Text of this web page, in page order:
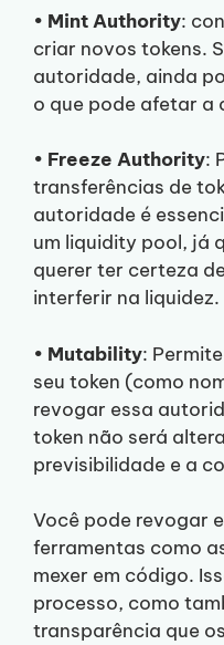
• Mint Authority:
criar novos tokens.
autoridade, ainda
o que pode afetar a
• Freeze Authority:
transferências de
autoridade é
um liquidity pool, já
querer ter certeza
interferir na liquidez.
• Mutability:
seu token (como
revogar essa
token não será
previsibilidade e a
Você pode revogar
ferramentas como
mexer em código.
processo, como
transparência que